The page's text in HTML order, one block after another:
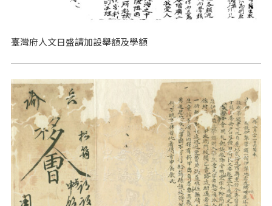
臺灣府人文日盛請加設舉額及學額